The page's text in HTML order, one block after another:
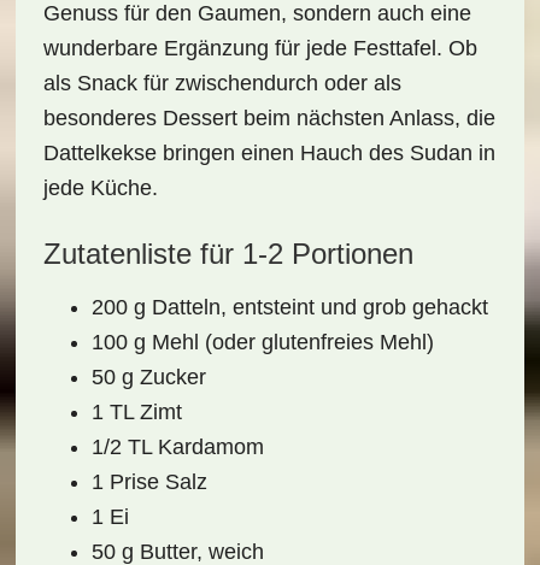
Genuss für den Gaumen, sondern auch eine
wunderbare Ergänzung für jede Festtafel. Ob
als Snack für zwischendurch oder als
besonderes Dessert beim nächsten Anlass, die
Dattelkekse bringen einen Hauch des Sudan in
jede Küche.
Zutatenliste für 1-2 Portionen
200 g Datteln, entsteint und grob gehackt
100 g Mehl (oder glutenfreies Mehl)
50 g Zucker
1 TL Zimt
1/2 TL Kardamom
1 Prise Salz
1 Ei
50 g Butter, weich